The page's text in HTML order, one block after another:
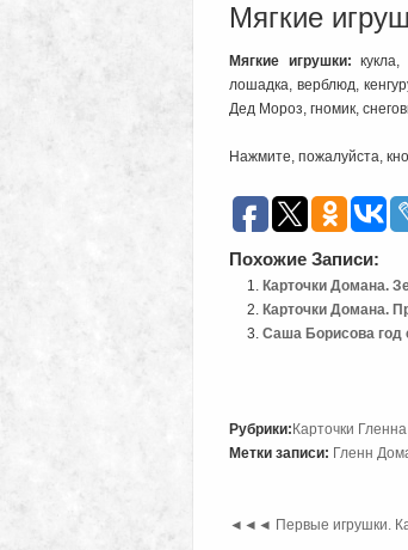
Мягкие
Мягкие игрушки:
лошадка, верблюд,
Дед Мороз, гномик,
Нажмите, пожалуйста,
Похожие Записи:
Карточки Домана.
Карточки Домана.
Саша Борисова год
Рубрики: Карточки
Метки записи: Гленн
◄◄◄ Первые игрушки.